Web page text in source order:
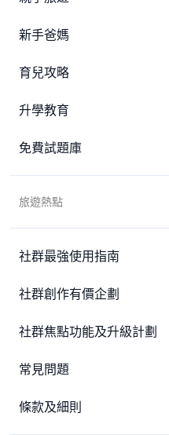
新手爸媽
育兒攻略
升學教育
免費試題庫
旅遊熱點
社群最強使用指南
社群創作有價企劃
社群焦點功能及升級計劃
常見問題
條款及細則